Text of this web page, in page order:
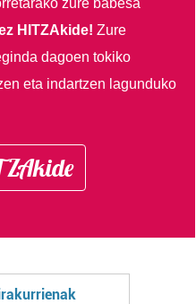
zure babesa
HITZAkide!Zure
dagoen tokiko
eta indartzen lagunduko